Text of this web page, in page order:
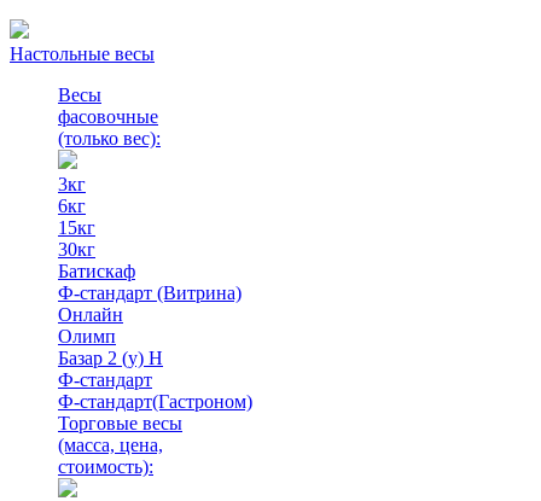
Настольные весы
Весы
фасовочные
(только вес):
3кг
6кг
15кг
30кг
Батискаф
Ф-стандарт (Витрина)
Онлайн
Олимп
Базар 2 (у) Н
Ф-стандарт
Ф-стандарт(Гастроном)
Торговые весы
(масса, цена,
стоимость):